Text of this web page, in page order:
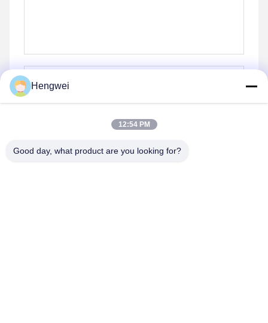
भेजना
Hengwei
12:54 PM
Good day, what product are you looking for?